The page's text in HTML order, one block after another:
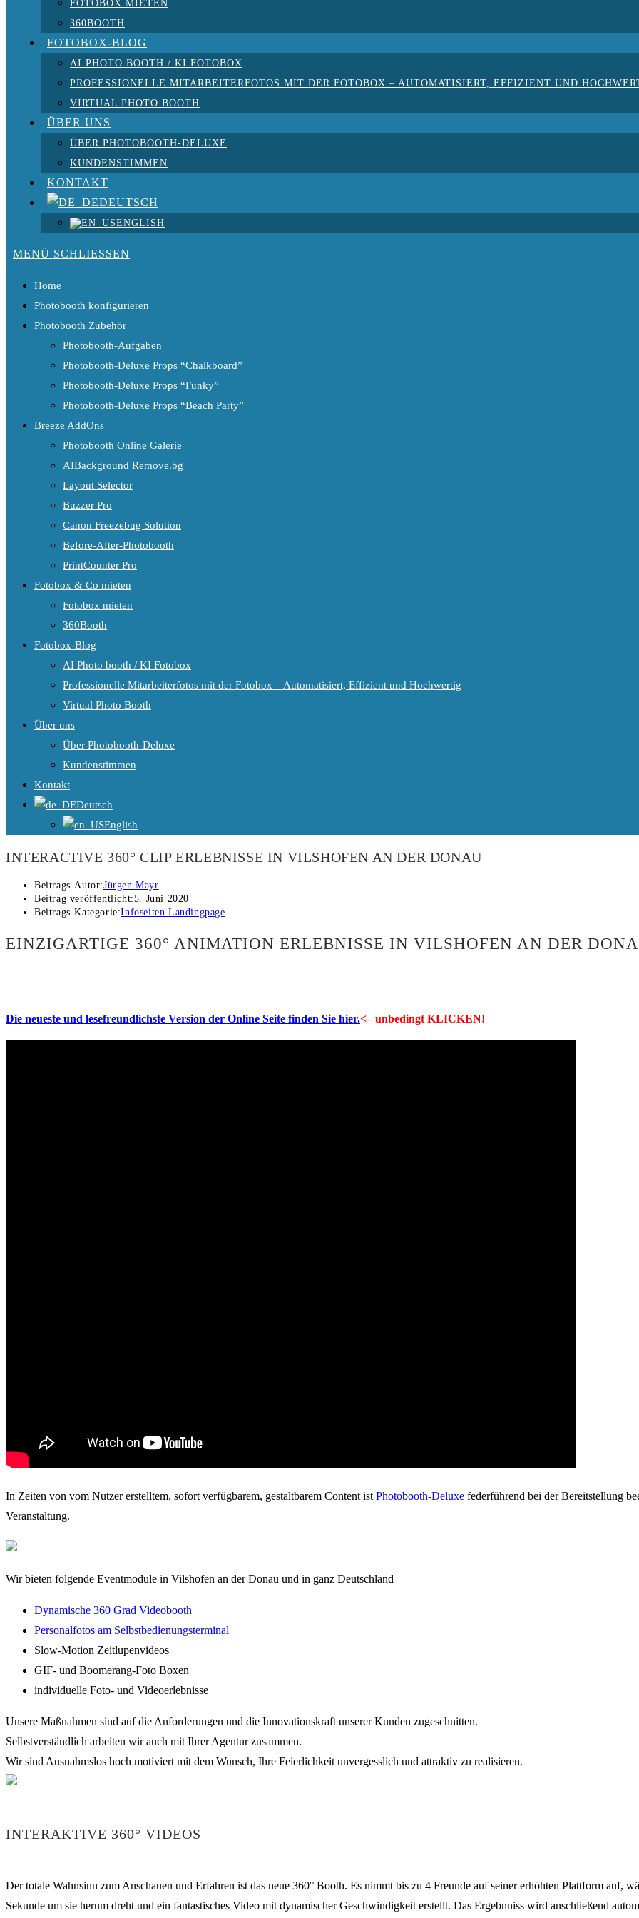
FOTOBOX MIETEN
360BOOTH
FOTOBOX-BLOG
AI PHOTO BOOTH / KI FOTOBOX
PROFESSIONELLE MITARBEITERFOTOS MIT DER FOTOBOX – AUTOMATISIERT, EFFIZIENT UND
VIRTUAL PHOTO BOOTH
ÜBER UNS
ÜBER PHOTOBOOTH-DELUXE
KUNDENSTIMMEN
KONTAKT
DEUTSCH
ENGLISH
MENÜ SCHLIESSEN
Home
Photobooth konfigurieren
Photobooth Zubehör
Photobooth-Aufgaben
Photobooth-Deluxe Props “Chalkboard”
Photobooth-Deluxe Props “Funky”
Photobooth-Deluxe Props “Beach Party”
Breeze AddOns
Photobooth Online Galerie
AIBackground Remove.bg
Layout Selector
Buzzer Pro
Canon Freezebug Solution
Before-After-Photobooth
PrintCounter Pro
Fotobox & Co mieten
Fotobox mieten
360Booth
Fotobox-Blog
AI Photo booth / KI Fotobox
Professionelle Mitarbeiterfotos mit der Fotobox – Automatisiert, Effizient und Hochwertig
Virtual Photo Booth
Über uns
Über Photobooth-Deluxe
Kundenstimmen
Kontakt
Deutsch
English
INTERACTIVE 360° CLIP ERLEBNISSE IN VILSHOFEN AN DER DONAU
Beitrags-Autor:Jürgen Mayr
Beitrag veröffentlicht:5. Juni 2020
Beitrags-Kategorie:Infoseiten Landingpage
EINZIGARTIGE 360° ANIMATION ERLEBNISSE IN VILSHOFEN AN DER
Die neueste und lesefreundlichste Version der Online Seite finden Sie hier.<– unbedingt KLICKEN!
In Zeiten von vom Nutzer erstelltem, sofort verfügbarem, gestaltbarem Content ist Photobooth-Deluxe federführend bei der Bereitstellung
Veranstaltung.
Wir bieten folgende Eventmodule in Vilshofen an der Donau und in ganz Deutschland
Dynamische 360 Grad Videobooth
Personalfotos am Selbstbedienungsterminal
Slow-Motion Zeitlupenvideos
GIF- und Boomerang-Foto Boxen
individuelle Foto- und Videoerlebnisse
Unsere Maßnahmen sind auf die Anforderungen und die Innovationskraft unserer Kunden zugeschnitten.
Selbstverständlich arbeiten wir auch mit Ihrer Agentur zusammen.
Wir sind Ausnahmslos hoch motiviert mit dem Wunsch, Ihre Feierlichkeit unvergesslich und attraktiv zu realisieren.
INTERAKTIVE 360° VIDEOS
Der totale Wahnsinn zum Anschauen und Erfahren ist das neue 360° Booth. Es nimmt bis zu 4 Freunde auf seiner erhöhten Plattform auf,
Sekunde um sie herum dreht und ein fantastisches Video mit dynamischer Geschwindigkeit erstellt. Das Ergebnniss wird anschließend